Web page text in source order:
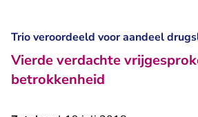
Trio veroordeeld voor aandeel
Vierde verdachte
betrokkenheid